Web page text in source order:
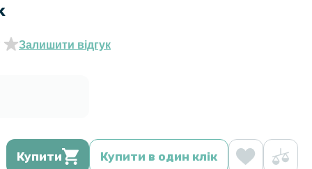
Залишити відгук
Купити Купити в один клік